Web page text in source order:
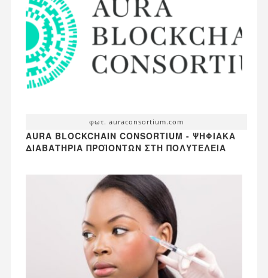
φωτ. auraconsortium.com
AURA BLOCKCHAIN CONSORTIUM - ΨΗΦΙΑΚΆ
ΔΙΑΒΑΤΉΡΙΑ ΠΡΟΪΌΝΤΩΝ ΣΤΗ ΠΟΛΥΤΈΛΕΙΑ